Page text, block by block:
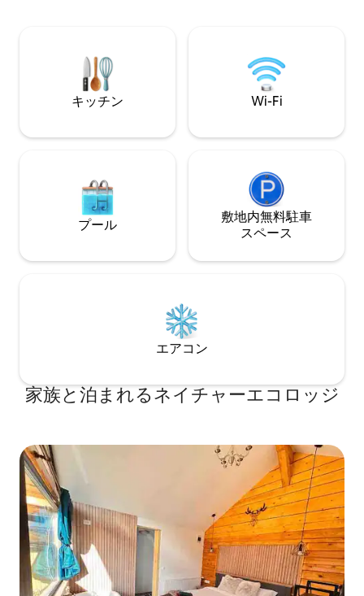
キッチン Wi-Fi
プール
敷地内無料駐⁠車
ス⁠ペ⁠ー⁠ス
エアコン
家族と泊まれるネイチャーエコロッジ